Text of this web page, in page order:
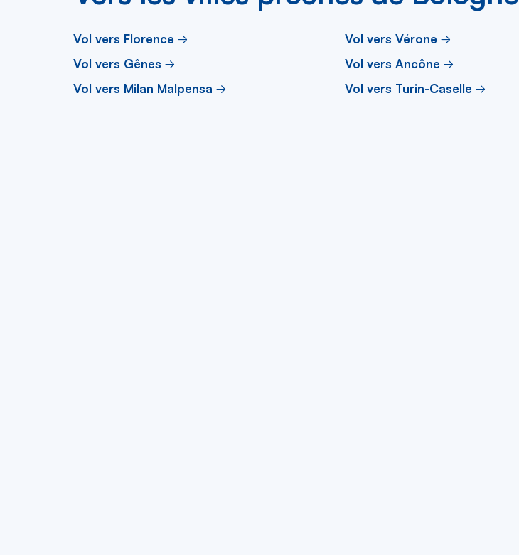
Vol vers Florence Vol vers Vérone
Vol vers Gênes
Vol vers Ancône
Vol vers Milan Malpensa
Vol vers Turin-Caselle